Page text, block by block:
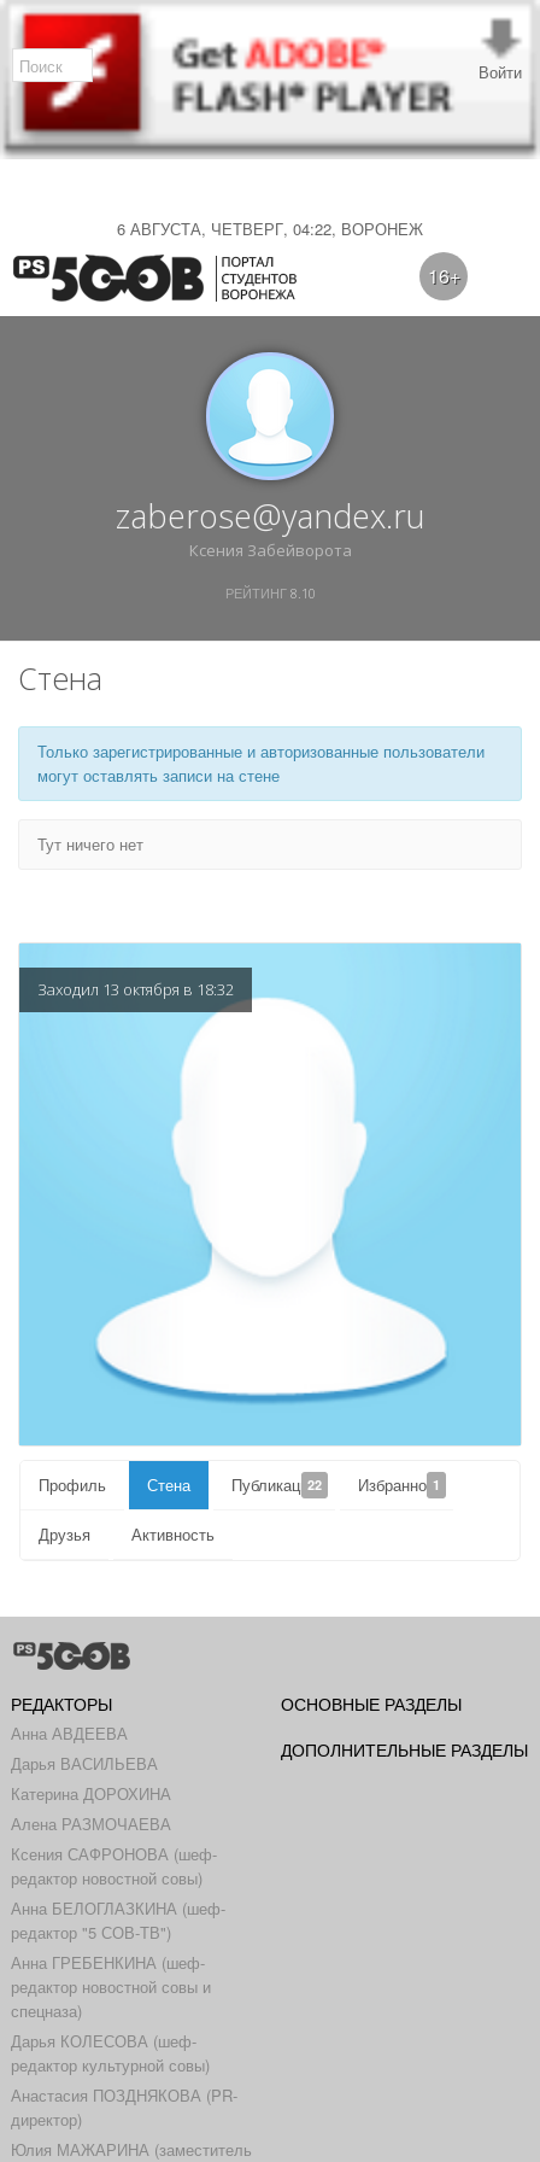
6 АВГУСТА, ЧЕТВЕРГ, 04:22, ВОРОНЕЖ
Войти
16+
zaberose@yandex.ru
Ксения Забейворота
РЕЙТИНГ 8.10
Стена
Только зарегистрированные и авторизованные пользователи
могут оставлять записи на стене
Тут ничего нет
Заходил 13 октября в 18:32
Профиль Стена Публикации22 Избранное1
Друзья Активность
РЕДАКТОРЫ
Анна АВДЕЕВА
Дарья ВАСИЛЬЕВА
Катерина ДОРОХИНА
Алена РАЗМОЧАЕВА
Ксения САФРОНОВА (шеф-
редактор новостной совы)
Анна БЕЛОГЛАЗКИНА (шеф-
редактор "5 СОВ-ТВ")
Анна ГРЕБЕНКИНА (шеф-
редактор новостной совы и
спецназа)
Дарья КОЛЕСОВА (шеф-
редактор культурной совы)
Анастасия ПОЗДНЯКОВА (PR-
директор)
Юлия МАЖАРИНА (заместитель
ОСНОВНЫЕ РАЗДЕЛЫ
ДОПОЛНИТЕЛЬНЫЕ РАЗДЕЛЫ